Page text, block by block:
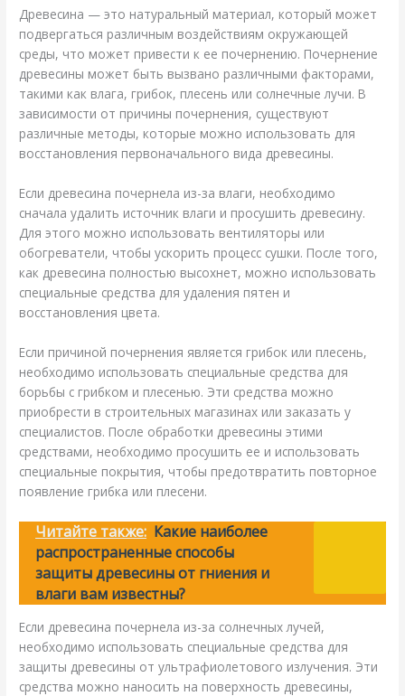
Древесина — это натуральный материал, который может
подвергаться различным воздействиям окружающей
среды, что может привести к ее почернению. Почернение
древесины может быть вызвано различными факторами,
такими как влага, грибок, плесень или солнечные лучи. В
зависимости от причины почернения, существуют
различные методы, которые можно использовать для
восстановления первоначального вида древесины.
Если древесина почернела из-за влаги, необходимо
сначала удалить источник влаги и просушить древесину.
Для этого можно использовать вентиляторы или
обогреватели, чтобы ускорить процесс сушки. После того,
как древесина полностью высохнет, можно использовать
специальные средства для удаления пятен и
восстановления цвета.
Если причиной почернения является грибок или плесень,
необходимо использовать специальные средства для
борьбы с грибком и плесенью. Эти средства можно
приобрести в строительных магазинах или заказать у
специалистов. После обработки древесины этими
средствами, необходимо просушить ее и использовать
специальные покрытия, чтобы предотвратить повторное
появление грибка или плесени.
Читайте также: Какие наиболее
распространенные способы
защиты древесины от гниения и
влаги вам известны?
Если древесина почернела из-за солнечных лучей,
необходимо использовать специальные средства для
защиты древесины от ультрафиолетового излучения. Эти
средства можно наносить на поверхность древесины,